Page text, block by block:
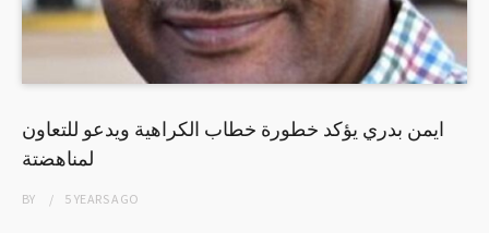
ايمن بدري يؤكد خطورة خطاب الكراهية ويدعو للتعاون
لمناهضتة
BY 5 YEARSAGO